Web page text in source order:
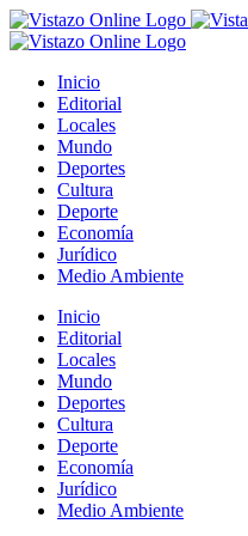
Saltar
al
Inicio
Editorial
Locales
Mundo
Deportes
Cultura
Deporte
Economía
Jurídico
Medio Ambiente
Inicio
Editorial
Locales
Mundo
Deportes
Cultura
Deporte
Economía
Jurídico
Medio Ambiente